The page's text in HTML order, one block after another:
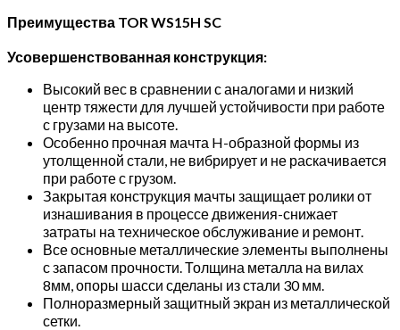
Преимущества TOR WS15H SC
Усовершенствованная конструкция:
Высокий вес в сравнении с аналогами и низкий
центр тяжести для лучшей устойчивости при работе
с грузами на высоте.
Особенно прочная мачта H-образной формы из
утолщенной стали, не вибрирует и не раскачивается
при работе с грузом.
Закрытая конструкция мачты защищает ролики от
изнашивания в процессе движения-снижает
затраты на техническое обслуживание и ремонт.
Все основные металлические элементы выполнены
с запасом прочности. Толщина металла на вилах
8мм, опоры шасси сделаны из стали 30 мм.
Полноразмерный защитный экран из металлической
сетки.